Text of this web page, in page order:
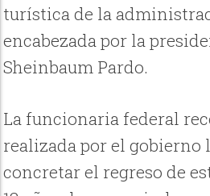
turística de la
encabezada por la
Sheinbaum Pardo.
La funcionaria federal
realizada por el gobierno
concretar el regreso de